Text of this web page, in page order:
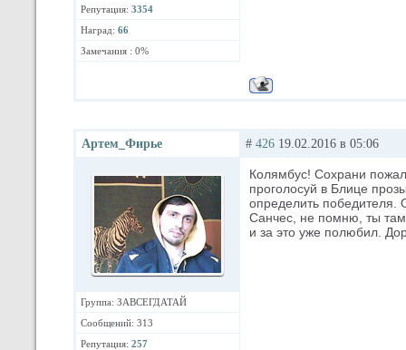
Репутация: 3354
Наград: 66
Замечания : 0%
Артем_Фирье
Группа: ЗАВСЕГДАТАЙ
Сообщений: 313
Репутация: 257
# 426 19.02.2016 в 05:06
Колямбус! Сохрани
проголосуй в Блице
определить победителя.
Санчес, не помню, ты там
и за это уже полюбил.